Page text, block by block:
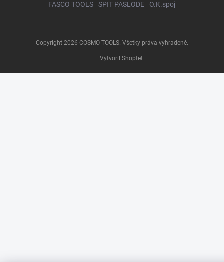
FASCO TOOLS SPIT PASLODE O.K.spoj
Vytvoril Shoptet
Copyright 2026 COSMO TOOLS. Všetky práva vyhradené.